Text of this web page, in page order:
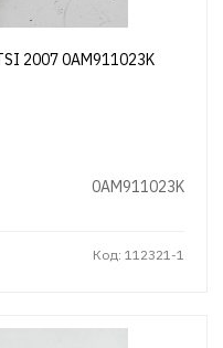
2007 0AM911023K
0AM911023K
Код: 112321-1